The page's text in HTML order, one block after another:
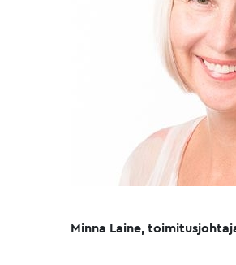
Minna Laine,